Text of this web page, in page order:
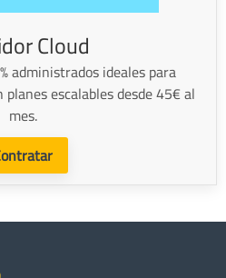
Cloud
administrados ideales para
escalables desde 45€ al
mes.